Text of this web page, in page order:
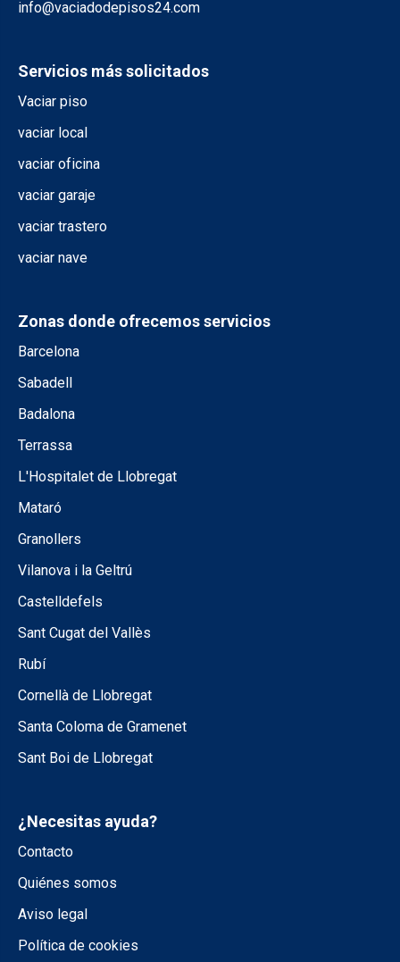
info@vaciadodepisos24.com
Servicios más solicitados
Vaciar piso
vaciar local
vaciar oficina
vaciar garaje
vaciar trastero
vaciar nave
Zonas donde ofrecemos servicios
Barcelona
Sabadell
Badalona
Terrassa
L'Hospitalet de Llobregat
Mataró
Granollers
Vilanova i la Geltrú
Castelldefels
Sant Cugat del Vallès
Rubí
Cornellà de Llobregat
Santa Coloma de Gramenet
Sant Boi de Llobregat
¿Necesitas ayuda?
Contacto
Quiénes somos
Aviso legal
Política de cookies